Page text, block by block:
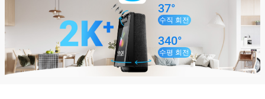
37°
수직 회전
340°
수평 회전